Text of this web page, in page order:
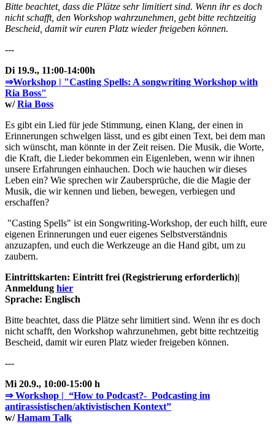
Bitte beachtet, dass die Plätze sehr limitiert sind. Wenn ihr es doch
nicht schafft, den Workshop wahrzunehmen, gebt bitte rechtzeitig
Bescheid, damit wir euren Platz wieder freigeben können.
---
Di 19.9., 11:00-14:00h
⇒Workshop | "Casting Spells: A songwriting Workshop with
Ria Boss"
w/Ria Boss
Es gibt ein Lied für jede Stimmung, einen Klang, der einen in
Erinnerungen schwelgen lässt, und es gibt einen Text, bei dem man
sich wünscht, man könnte in der Zeit reisen. Die Musik, die Worte,
die Kraft, die Lieder bekommen ein Eigenleben, wenn wir ihnen
unsere Erfahrungen einhauchen. Doch wie hauchen wir dieses
Leben ein? Wie sprechen wir Zaubersprüche, die die Magie der
Musik, die wir kennen und lieben, bewegen, verbiegen und
erschaffen?
"Casting Spells" ist ein Songwriting-Workshop, der euch hilft, eure
eigenen Erinnerungen und euer eigenes Selbstverständnis
anzuzapfen, und euch die Werkzeuge an die Hand gibt, um zu
zaubern.
Eintrittskarten: Eintritt frei (Registrierung erforderlich)|
Anmeldung hier
Sprache: Englisch
Bitte beachtet, dass die Plätze sehr limitiert sind. Wenn ihr es doch
nicht schafft, den Workshop wahrzunehmen, gebt bitte rechtzeitig
Bescheid, damit wir euren Platz wieder freigeben können.
---
Mi 20.9., 10:00-15:00 h
⇒ Workshop | “How to Podcast?- Podcasting im
antirassistischen/aktivistischen Kontext”
w/Hamam Talk